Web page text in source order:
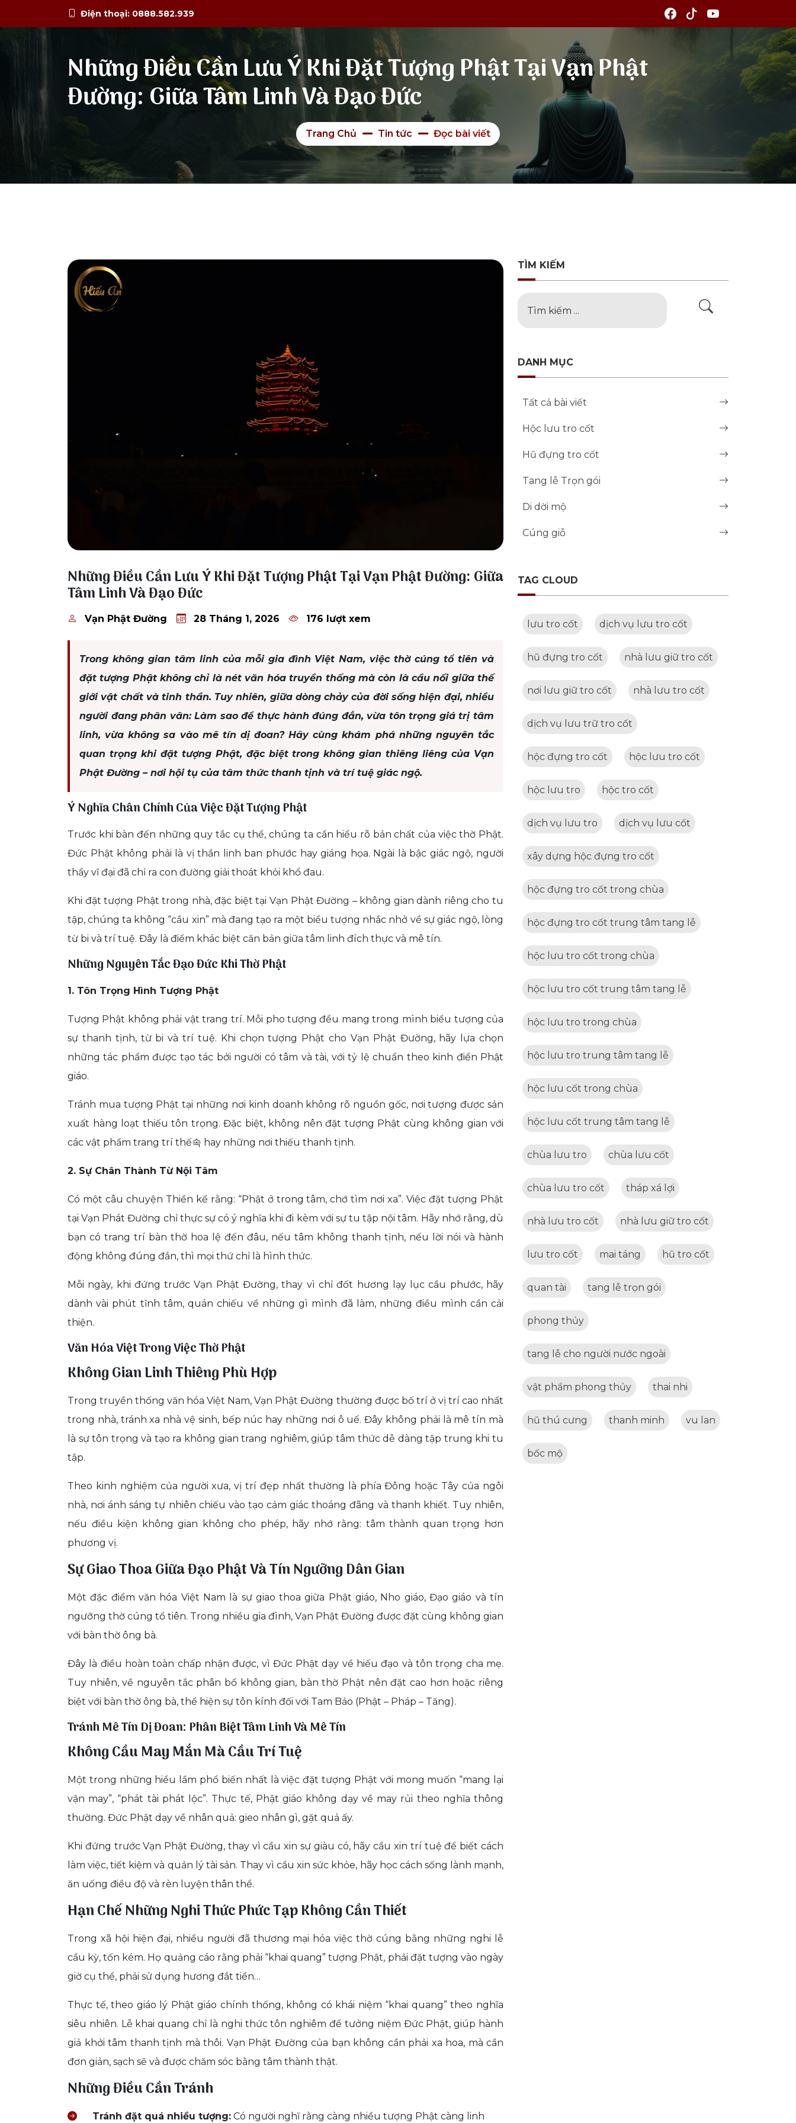
Điện thoại: 0888.582.939
Những Điều Cần Lưu Ý Khi Đặt Tượng Phật Tại Vạn Phật
Đường: Giữa Tâm Linh Và Đạo Đức
Trang Chủ Tin tức Đọc bài viết
Những Điều Cần Lưu Ý Khi Đặt Tượng Phật Tại Vạn Phật Đường: Giữa
Tâm Linh Và Đạo Đức
Vạn Phật Đường 28 Tháng 1, 2026 176 lượt xem
Trong không gian tâm linh của mỗi gia đình Việt Nam, việc thờ cúng tổ tiên và
đặt tượng Phật không chỉ là nét văn hóa truyền thống mà còn là cầu nối giữa thế
giới vật chất và tinh thần. Tuy nhiên, giữa dòng chảy của đời sống hiện đại, nhiều
người đang phân vân: Làm sao để thực hành đúng đắn, vừa tôn trọng giá trị tâm
linh, vừa không sa vào mê tín dị đoan? Hãy cùng khám phá những nguyên tắc
quan trọng khi đặt tượng Phật, đặc biệt trong không gian thiêng liêng của Vạn
Phật Đường – nơi hội tụ của tâm thức thanh tịnh và trí tuệ giác ngộ.
Ý Nghĩa Chân Chính Của Việc Đặt Tượng Phật
Trước khi bàn đến những quy tắc cụ thể, chúng ta cần hiểu rõ bản chất của việc thờ Phật.
Đức Phật không phải là vị thần linh ban phước hay giáng họa. Ngài là bậc giác ngộ, người
thầy vĩ đại đã chỉ ra con đường giải thoát khỏi khổ đau.
Khi đặt tượng Phật trong nhà, đặc biệt tại Vạn Phật Đường – không gian dành riêng cho tu
tập, chúng ta không “cầu xin” mà đang tạo ra một biểu tượng nhắc nhở về sự giác ngộ, lòng
từ bi và trí tuệ. Đây là điểm khác biệt căn bản giữa tâm linh đích thực và mê tín.
Những Nguyên Tắc Đạo Đức Khi Thờ Phật
1. Tôn Trọng Hình Tượng Phật
Tượng Phật không phải vật trang trí. Mỗi pho tượng đều mang trong mình biểu tượng của
sự thanh tịnh, từ bi và trí tuệ. Khi chọn tượng Phật cho Vạn Phật Đường, hãy lựa chọn
những tác phẩm được tạo tác bởi người có tâm và tài, với tỷ lệ chuẩn theo kinh điển Phật
giáo.
Tránh mua tượng Phật tại những nơi kinh doanh không rõ nguồn gốc, nơi tượng được sản
xuất hàng loạt thiếu tôn trọng. Đặc biệt, không nên đặt tượng Phật cùng không gian với
các vật phẩm trang trí thế속 hay những nơi thiếu thanh tịnh.
2. Sự Chân Thành Từ Nội Tâm
Có một câu chuyện Thiền kể rằng: “Phật ở trong tâm, chớ tìm nơi xa”. Việc đặt tượng Phật
tại Vạn Phát Đường chỉ thực sự có ý nghĩa khi đi kèm với sự tu tập nội tâm. Hãy nhớ rằng, dù
bạn có trang trí bàn thờ hoa lệ đến đâu, nếu tâm không thanh tịnh, nếu lời nói và hành
động không đúng đắn, thì mọi thứ chỉ là hình thức.
Mỗi ngày, khi đứng trước Vạn Phật Đường, thay vì chỉ đốt hương lạy lục cầu phước, hãy
dành vài phút tĩnh tâm, quán chiếu về những gì mình đã làm, những điều mình cần cải
thiện.
Văn Hóa Việt Trong Việc Thờ Phật
Không Gian Linh Thiêng Phù Hợp
Trong truyền thống văn hóa Việt Nam, Vạn Phật Đường thường được bố trí ở vị trí cao nhất
trong nhà, tránh xa nhà vệ sinh, bếp núc hay những nơi ô uế. Đây không phải là mê tín mà
là sự tôn trọng và tạo ra không gian trang nghiêm, giúp tâm thức dễ dàng tập trung khi tu
tập.
Theo kinh nghiệm của người xưa, vị trí đẹp nhất thường là phía Đông hoặc Tây của ngôi
nhà, nơi ánh sáng tự nhiên chiếu vào tạo cảm giác thoáng đãng và thanh khiết. Tuy nhiên,
nếu điều kiện không gian không cho phép, hãy nhớ rằng: tâm thành quan trọng hơn
phương vị.
Sự Giao Thoa Giữa Đạo Phật Và Tín Ngưỡng Dân Gian
Một đặc điểm văn hóa Việt Nam là sự giao thoa giữa Phật giáo, Nho giáo, Đạo giáo và tín
ngưỡng thờ cúng tổ tiên. Trong nhiều gia đình, Vạn Phật Đường được đặt cùng không gian
với bàn thờ ông bà.
Đây là điều hoàn toàn chấp nhận được, vì Đức Phật dạy về hiếu đạo và tôn trọng cha mẹ.
Tuy nhiên, về nguyên tắc phân bổ không gian, bàn thờ Phật nên đặt cao hơn hoặc riêng
biệt với bàn thờ ông bà, thể hiện sự tôn kính đối với Tam Bảo (Phật – Pháp – Tăng).
Tránh Mê Tín Dị Đoan: Phân Biệt Tâm Linh Và Mê Tín
Không Cầu May Mắn Mà Cầu Trí Tuệ
Một trong những hiểu lầm phổ biến nhất là việc đặt tượng Phật với mong muốn “mang lại
vận may”, “phát tài phát lộc”. Thực tế, Phật giáo không dạy về may rủi theo nghĩa thông
thường. Đức Phật dạy về nhân quả: gieo nhân gì, gặt quả ấy.
Khi đứng trước Vạn Phật Đường, thay vì cầu xin sự giàu có, hãy cầu xin trí tuệ để biết cách
làm việc, tiết kiệm và quản lý tài sản. Thay vì cầu xin sức khỏe, hãy học cách sống lành mạnh,
ăn uống điều độ và rèn luyện thân thể.
Hạn Chế Những Nghi Thức Phức Tạp Không Cần Thiết
Trong xã hội hiện đại, nhiều người đã thương mại hóa việc thờ cúng bằng những nghi lễ
cầu kỳ, tốn kém. Họ quảng cáo rằng phải “khai quang” tượng Phật, phải đặt tượng vào ngày
giờ cụ thể, phải sử dụng hương đắt tiền…
Thực tế, theo giáo lý Phật giáo chính thống, không có khái niệm “khai quang” theo nghĩa
siêu nhiên. Lễ khai quang chỉ là nghi thức tôn nghiêm để tưởng niệm Đức Phật, giúp hành
giả khởi tâm thanh tịnh mà thôi. Vạn Phật Đường của bạn không cần phải xa hoa, mà cần
đơn giản, sạch sẽ và được chăm sóc bằng tâm thành thật.
Những Điều Cần Tránh
Tránh đặt quá nhiều tượng: Có người nghĩ rằng càng nhiều tượng Phật càng linh
TÌM KIẾM
DANH MỤC
Tất cả bài viết
Hộc lưu tro cốt
Hũ đựng tro cốt
Tang lễ Trọn gói
Di dời mộ
Cúng giỗ
TAG CLOUD
lưu tro cốt dịch vụ lưu tro cốt
hũ đựng tro cốt nhà lưu giữ tro cốt
nơi lưu giữ tro cốt nhà lưu tro cốt
dịch vụ lưu trữ tro cốt
hộc đựng tro cốt hộc lưu tro cốt
hộc lưu tro hộc tro cốt
dịch vụ lưu tro dịch vụ lưu cốt
xây dựng hộc đựng tro cốt
hộc đựng tro cốt trong chùa
hộc đựng tro cốt trung tâm tang lễ
hộc lưu tro cốt trong chùa
hộc lưu tro cốt trung tâm tang lễ
hộc lưu tro trong chùa
hộc lưu tro trung tâm tang lễ
hộc lưu cốt trong chùa
hộc lưu cốt trung tâm tang lễ
chùa lưu tro chùa lưu cốt
chùa lưu tro cốt tháp xá lợi
nhà lưu tro cốt nhà lưu giữ tro cốt
lưu tro cốt mai táng hũ tro cốt
quan tài tang lễ trọn gói
phong thủy
tang lễ cho người nước ngoài
vật phẩm phong thủy thai nhi
hũ thú cưng thanh minh vu lan
bốc mộ